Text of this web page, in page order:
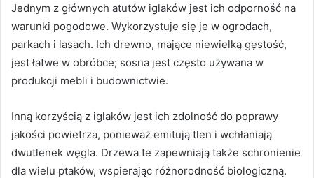
Jednym z głównych atutów iglaków jest ich odporność na
warunki pogodowe. Wykorzystuje się je w ogrodach,
parkach i lasach. Ich drewno, mające niewielką gęstość,
jest łatwe w obróbce; sosna jest często używana w
produkcji mebli i budownictwie.
Inną korzyścią z iglaków jest ich zdolność do poprawy
jakości powietrza, ponieważ emitują tlen i wchłaniają
dwutlenek węgla. Drzewa te zapewniają także schronienie
dla wielu ptaków, wspierając różnorodność biologiczną.